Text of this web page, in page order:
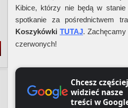
Kibice, którzy nie będą w
spotkanie za pośrednictwem
Koszykówki TUTAJ. Zachęcamy
czerwonych!
Chcesz częściej
widzieć nasze
treści w